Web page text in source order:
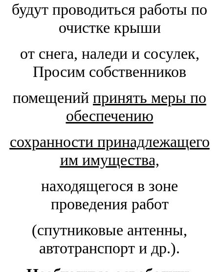
будут проводиться работы по
очистке крыши
от снега, наледи и сосулек,
Просим собственников
помещений принять меры по
обеспечению
сохранности принадлежащего
им имущества,
находящегося в зоне
проведения работ
(спутниковые антенны,
автотранспорт и др.).